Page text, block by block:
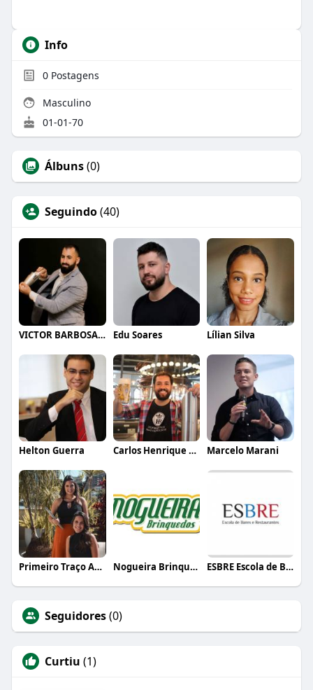
Info
0Postagens
Masculino
01-01-70
Álbuns(0)
Seguindo(40)
VICTOR BARBOSA QUARANTA Edu Soares Lílian Silva
Helton Guerra Carlos Henrique de Faria Vasconcelos Marcelo Marani
Primeiro Traço Arquitetura Nogueira Brinquedos ESBRE Escola de Bares e Restaurantes
Seguidores(0)
Curtiu (1)